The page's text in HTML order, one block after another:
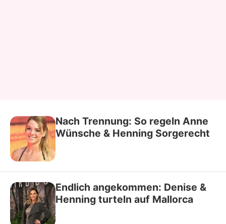
Nach Trennung: So regeln Anne
Wünsche & Henning Sorgerecht
Endlich angekommen: Denise &
Henning turteln auf Mallorca